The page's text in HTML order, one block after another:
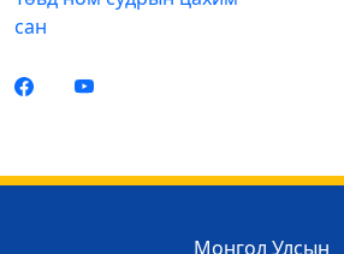
сан
Монгол Улсын